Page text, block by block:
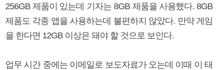
256GB 제품이 있는데 기자는 8GB 제품을 사용했다. 8GB
제품도 각종 앱을 사용하는데 불편하지 않았다. 만약 게임
을 한다면 12GB 이상은 돼야 할 것으로 보인다.
업무 시간 중에는 이메일로 보도자료가 오는데 이때 이 태